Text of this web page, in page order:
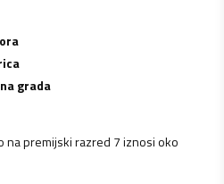
grada
na premijski razred 7 iznosi oko